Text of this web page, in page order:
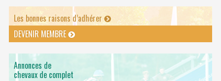
Les bonnes raisons d’adhérer
DEVENIR MEMBRE
Annonces de
chevaux de complet